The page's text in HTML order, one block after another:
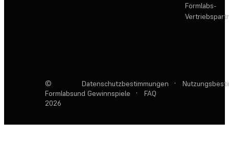
Formlabs-
©
Formlabs
2026
Datenschutzbestimmungen ·
und Gewinnspiele
· FAQ